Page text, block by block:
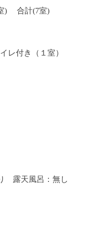
) 合計(7室)
レ付き（１室）
露天風呂：無し